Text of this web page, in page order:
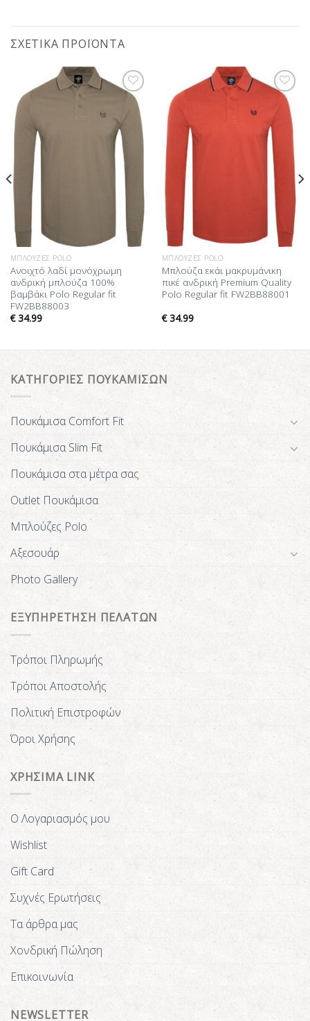
ΣΧΕΤΙΚΆ ΠΡΟΪΌΝΤΑ
Προσθήκη
στη Λίστα
Επιθυμίας
ΜΠΛΟΎΖΕΣ POLO
Ανοιχτό λαδί μονόχρωμη
ανδρική μπλούζα 100%
βαμβάκι Polo Regular fit
FW2BB88003
€34.99
Προσθήκη
στη Λίστα
Επιθυμίας
ΜΠΛΟΎΖΕΣ POLO
Μπλούζα εκάι μακρυμάνικη
πικέ ανδρική Premium Quality
Polo Regular fit FW2BB88001
€34.99
ΚΑΤΗΓΟΡΙΕΣ ΠΟΥΚΑΜΙΣΩΝ
Πουκάμισα Comfort Fit
Πουκάμισα Slim Fit
Πουκάμισα στα μέτρα σας
Outlet Πουκάμισα
Μπλούζες Polo
Αξεσουάρ
Photo Gallery
ΕΞΥΠΗΡΕΤΗΣΗ ΠΕΛΑΤΩΝ
Τρόποι Πληρωμής
Τρόποι Αποστολής
Πολιτική Επιστροφών
Όροι Χρήσης
ΧΡΗΣΙΜΑ LINK
Ο Λογαριασμός μου
Wishlist
Gift Card
Συχνές Ερωτήσεις
Τα άρθρα μας
Χονδρική Πώληση
Επικοινωνία
NEWSLETTER